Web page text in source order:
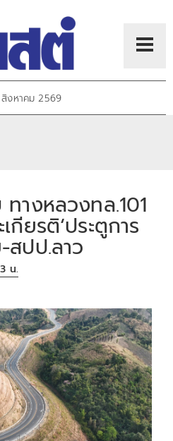
สิงหาคม 2569
างหลวงทล.101
กียรติ‘ประตูการ
สปป.ลาว
น.